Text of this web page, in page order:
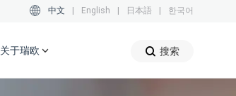
中文 English 日本語 한국어
关于瑞欧 搜索